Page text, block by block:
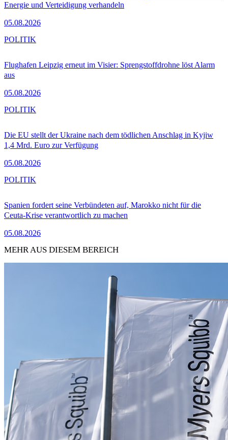
Energie und Verteidigung verhandeln
05.08.2026
Flughafen Leipzig erneut im Visier: Sprengstoffdrohne löst Alarm
aus
05.08.2026
POLITIK
Die EU stellt der Ukraine nach dem tödlichen Anschlag in Kyjiw
1,4 Mrd. Euro zur Verfügung
05.08.2026
POLITIK
Spanien fordert seine Verbündeten auf, Marokko nicht für die
Ceuta-Krise verantwortlich zu machen
05.08.2026
POLITIK
MEHR AUS DIESEM BEREICH